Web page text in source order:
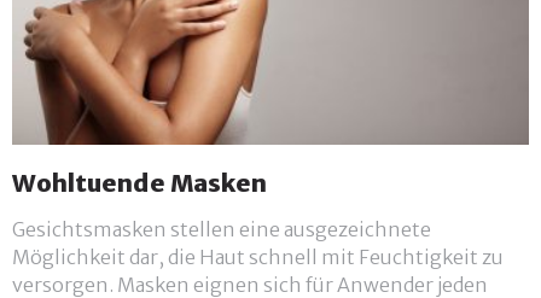
Wohltuende Masken
Gesichtsmasken stellen eine ausgezeichnete
Möglichkeit dar, die Haut schnell mit Feuchtigkeit zu
versorgen. Masken eignen sich für Anwender jeden